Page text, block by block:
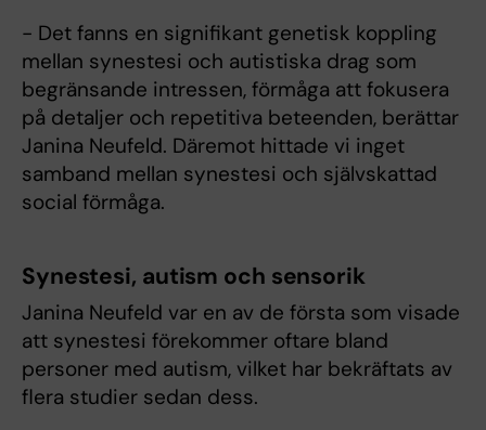
- Det fanns en signifikant genetisk koppling
mellan synestesi och autistiska drag som
begränsande intressen, förmåga att fokusera
på detaljer och repetitiva beteenden, berättar
Janina Neufeld. Däremot hittade vi inget
samband mellan synestesi och självskattad
social förmåga.
Synestesi, autism och sensorik
Janina Neufeld var en av de första som visade
att synestesi förekommer oftare bland
personer med autism, vilket har bekräftats av
flera studier sedan dess.